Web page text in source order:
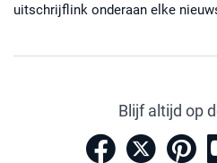
uitschrijflink onderaan elke
Blijf altijd op